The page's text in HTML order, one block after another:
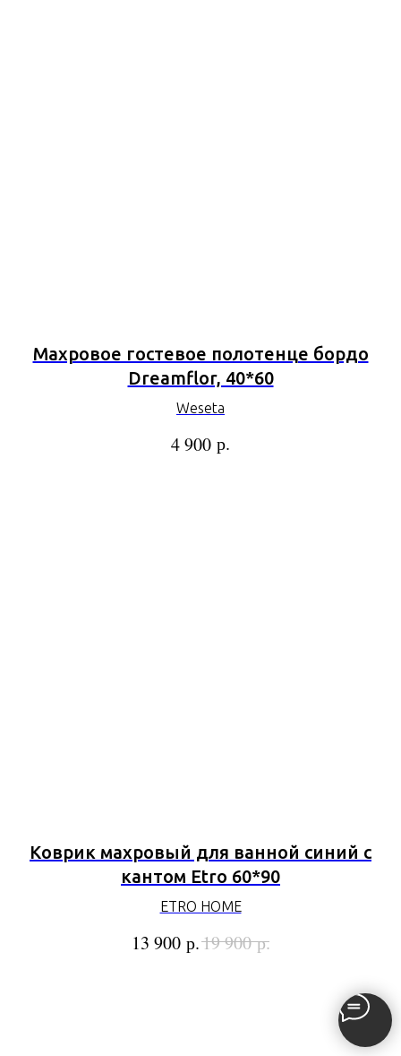
Махровое гостевое полотенце бордо
Dreamflor, 40*60
Weseta
4 900 р.
Коврик махровый для ванной синий с
кантом Etro 60*90
ETRO HOME
13 900 р.19 900 р.